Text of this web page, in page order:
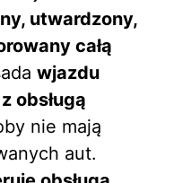
utwardzony,
całą
wjazdu
obsługą
nie mają
aut.